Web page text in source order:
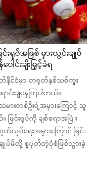
းရုပ်အဖြစ် မှားယွင်းချုပ်
င်းချီးမြှင့်ခံရ
နိုင်ငံမှာ တရုတ်နှစ်သစ်ကူး
းချနေကြပါတယ်။
တစ်ဦးရဲ့အမှားကြောင့် သူ
ြင်းရုပ်ကို ချစ်စရာအပြုံး
ပ်ရေးအမှားကြောင့် မြင်း
ျုပ်မိလို့ စူပုတ်တဲ့ပုံစံဖြစ်သွားခဲ့